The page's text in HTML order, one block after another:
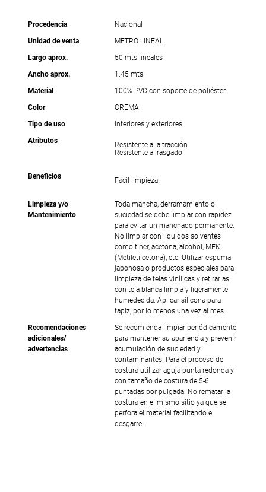
Procedencia
Nacional
Unidad de venta
METRO LINEAL
Largo aprox.
50 mts lineales
Ancho aprox.
1.45 mts
Material
100% PVC con soporte de poliéster.
Color
CREMA
Tipo de uso
Interiores y exteriores
Atributos
Resistente a la tracción
Resistente al rasgado
Beneficios Fácil limpieza
Limpieza y/o
Mantenimiento
Toda mancha, derramamiento o
suciedad se debe limpiar con rapidez
para evitar un manchado permanente.
No limpiar con líquidos solventes
como tiner, acetona, alcohol, MEK
(Metiletilcetona), etc. Utilizar espuma
jabonosa o productos especiales para
limpieza de telas vinílicas y retirarlas
con tela blanca limpia y ligeramente
humedecida. Aplicar silicona para
tapiz, por lo menos una vez al mes.
Recomendaciones
adicionales/
advertencias
Se recomienda limpiar periódicamente
para mantener su apariencia y prevenir
acumulación de suciedad y
contaminantes. Para el proceso de
costura utilizar aguja punta redonda y
con tamaño de costura de 5-6
puntadas por pulgada. No rematar la
costura en el mismo sitio ya que se
perfora el material facilitando el
desgarre.